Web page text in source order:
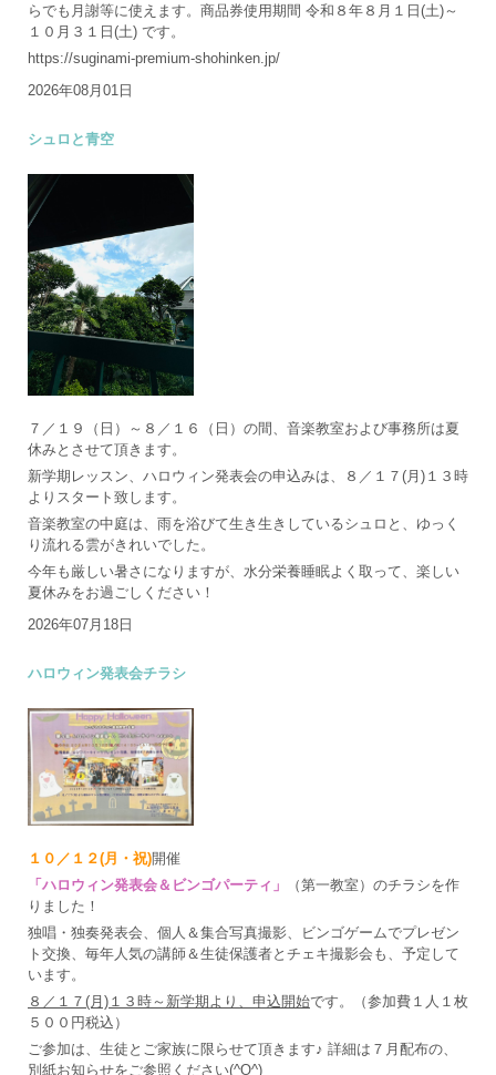
らでも月謝等に使えます。商品券使用期間 令和８年８月１日(土)～
１０月３１日(土) です。
https://suginami-premium-shohinken.jp/
2026年08月01日
シュロと青空
７／１９（日）～８／１６（日）の間、音楽教室および事務所は夏
休みとさせて頂きます。
新学期レッスン、ハロウィン発表会の申込みは、８／１７(月)１３時
よりスタート致します。
音楽教室の中庭は、雨を浴びて生き生きしているシュロと、ゆっく
り流れる雲がきれいでした。
今年も厳しい暑さになりますが、水分栄養睡眠よく取って、楽しい
夏休みをお過ごしください！
2026年07月18日
ハロウィン発表会チラシ
１０／１２(月・祝)開催
「ハロウィン発表会＆ビンゴパーティ」
（第一教室）のチラシを作
りました！
独唱・独奏発表会、個人＆集合写真撮影、ビンゴゲームでプレゼン
ト交換、毎年人気の講師＆生徒保護者とチェキ撮影会も、予定して
います。
８／１７(月)１３時～新学期より、申込開始です。（参加費１人１枚
５００円税込）
ご参加は、生徒とご家族に限らせて頂きます♪ 詳細は７月配布の、
別紙お知らせをご参照ください(^O^)